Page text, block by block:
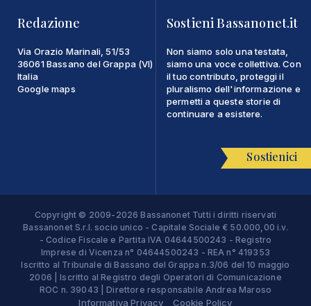
Redazione
Via Orazio Marinali, 51/53
36061 Bassano del Grappa (VI)
Italia
Google maps
Sostieni Bassanonet.it
Non siamo solo una testata,
siamo una voce collettiva. Con
il tuo contributo, proteggi il
pluralismo dell'informazione e
permetti a queste storie di
continuare a esistere.
Sostienici
Copyright © 2009-2026 Bassanonet Tutti i diritti riservati
Bassanonet S.r.l. socio unico - Capitale Sociale € 50.000,00 i.v.
- Codice Fiscale e Partita IVA 04644500243 - Registro
Imprese di Vicenza n° 04644500243 - REA n° 419353
Iscritto al Tribunale di Bassano del Grappa n.3/06 del 10 maggio
2006 | Iscritto al Registro degli Operatori di Comunicazione
ROC n. 39043 | Direttore responsabile Andrea Maroso
Informativa Privacy Cookie Policy